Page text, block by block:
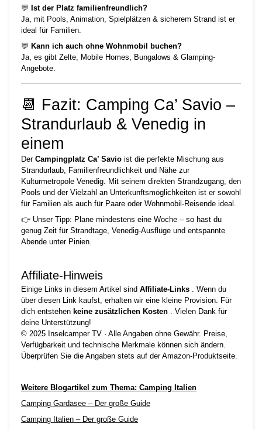
💬 Ist der Platz familienfreundlich?
Ja, mit Pools, Animation, Spielplätzen & sicherem Strand ist er
ideal für Familien.
💬 Kann ich auch ohne Wohnmobil buchen?
Ja, es gibt Zelte, Mobile Homes, Bungalows & Glamping-
Angebote.
📆 Fazit: Camping Ca’ Savio –
Strandurlaub & Venedig in
einem
Der Campingplatz Ca’ Savio ist die perfekte Mischung aus
Strandurlaub, Familienfreundlichkeit und Nähe zur
Kulturmetropole Venedig. Mit seinem direkten Strandzugang, den
Pools und der Vielzahl an Unterkunftsmöglichkeiten ist er sowohl
für Familien als auch für Paare oder Wohnmobil-Reisende ideal.
👉 Unser Tipp: Plane mindestens eine Woche – so hast du
genug Zeit für Strandtage, Venedig-Ausflüge und entspannte
Abende unter Pinien.
Affiliate‑Hinweis
Einige Links in diesem Artikel sind Affiliate-Links . Wenn du
über diesen Link kaufst, erhalten wir eine kleine Provision. Für
dich entstehen keine zusätzlichen Kosten . Vielen Dank für
deine Unterstützung!
© 2025 Inselcamper TV · Alle Angaben ohne Gewähr. Preise,
Verfügbarkeit und technische Merkmale können sich ändern.
Überprüfen Sie die Angaben stets auf der Amazon-Produktseite.
Weitere Blogartikel zum Thema: Camping Italien
Camping Gardasee – Der große Guide
Camping Italien – Der große Guide